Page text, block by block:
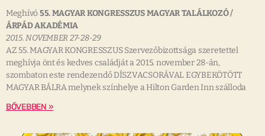
Meghívó55. MAGYAR KONGRESSZUS MAGYAR TALÁLKOZÓ /
ÁRPÁD AKADÉMIA
2015. NOVEMBER 27-28-29
AZ 55. MAGYAR KONGRESSZUS Szervezőbizottsága szeretettel
meghívja önt és kedves családját a 2015. november 28-án,
szombaton este rendezendő DÍSZVACSORÁVAL EGYBEKÖTÖTT
MAGYAR BÁLRA melynek színhelye a Hilton Garden Inn szálloda
BŐVEBBEN »